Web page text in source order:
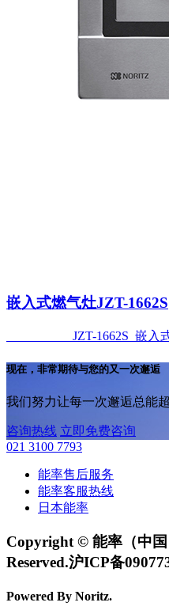
嵌入式燃气灶JZT-1662S
JZT-1662S 嵌入式
现在，非常期待与您的又一次邂逅
我们努力让每一次邂逅总能
咨询热线 立即免费咨询
021 3100 7793
能率售后服务
能率客服热线
日本能率
Copyright © 能率（中
Reserved.沪ICP备
Powered By Noritz.